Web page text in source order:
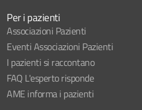
Per i pazienti
Associazioni Pazienti
Eventi Associazioni Pazienti
I pazienti si raccontano
FAQ L'esperto risponde
AME informa i pazienti